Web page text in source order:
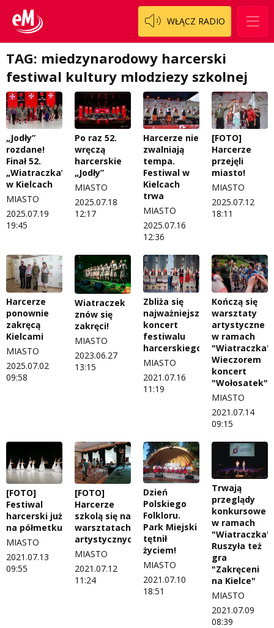
WŁĄCZ RADIO
TAG: miedzynarodowy harcerski
festiwal kultury mlodziezy szkolnej
„Jodły”
rozdane!
Finał 52.
„Wiatraczka”
w Kielcach
MIASTO
2025.07.19
19:45
Po raz 52.
wręczą
harcerskie
„Jodły”
MIASTO
2025.07.18
12:17
Harcerze nie
zwalniają
tempa.
Festiwal w
Kielcach
trwa
MIASTO
2025.07.16
12:36
[FOTO]
Harcerze
przejęli
miasto!
MIASTO
2025.07.12
18:11
Harcerze
ponownie
zakręcą
Kielcami
MIASTO
2025.07.02
09:58
Wiatraczek
znów się
zakręci!
MIASTO
2023.06.27
13:15
Zbliża się
najważniejszy
koncert
festiwalu
harcerskiego!
MIASTO
2021.07.16
11:19
Kończą się
warsztaty
artystyczne
w ramach
"Wiatraczka".
Wieczorem
koncert
"Wołosatek"
MIASTO
2021.07.14
09:15
[FOTO]
Festiwal
harcerski już
na półmetku
MIASTO
2021.07.13
09:55
[FOTO]
Harcerze
szkolą się na
warsztatach
artystycznych
MIASTO
2021.07.12
11:24
Dzień
Polskiego
Folkloru.
Park Miejski
tętnił
życiem!
MIASTO
2021.07.10
18:51
Trwają
przeglądy
konkursowe
w ramach
"Wiatraczka".
Ruszyła też
gra
"Zakręceni
na Kielce"
MIASTO
2021.07.09
08:39